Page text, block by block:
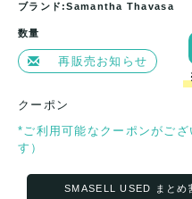
ブランド:Samantha Thavasa
数量
再販売お知らせ
クーポン
*ご利用可能なクーポンがご
す）
SMASELL USED まとめ